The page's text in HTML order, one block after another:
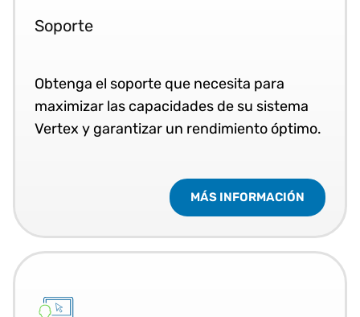
Soporte
Obtenga el soporte que necesita para
maximizar las capacidades de su sistema
Vertex y garantizar un rendimiento óptimo.
MÁS INFORMACIÓN